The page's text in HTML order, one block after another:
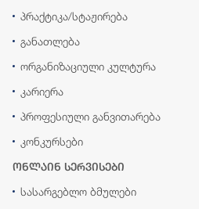
პრაქტიკა/სტაჟირება
განათლება
ორგანიზაციული კულტურა
კარიერა
პროფესიული განვითარება
კონკურსები
ონლაინ სერვისები
სასარგებლო ბმულები